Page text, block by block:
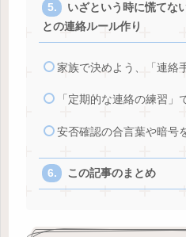
いざという時に慌てな
との連絡ルール作り
家族で決めよう、「連絡
「定期的な連絡の練習」
安否確認の合言葉や暗号
この記事のまとめ